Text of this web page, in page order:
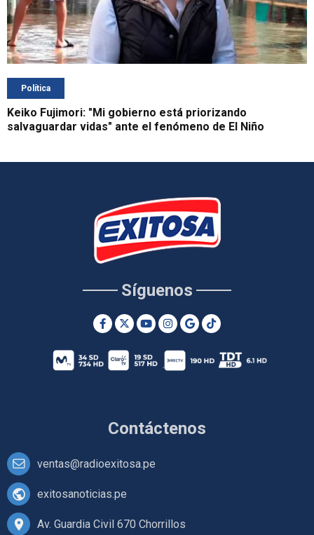
Política
Keiko Fujimori: "Mi gobierno está priorizando
salvaguardar vidas" ante el fenómeno de El Niño
Contáctenos
ventas@radioexitosa.pe
exitosanoticias.pe
Av. Guardia Civil 670 Chorrillos
Síguenos